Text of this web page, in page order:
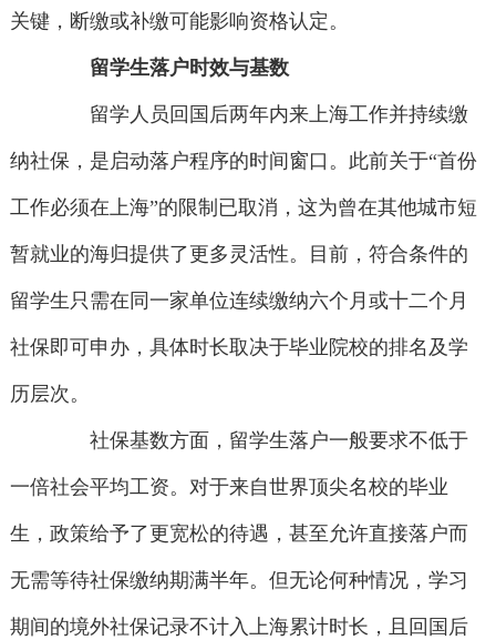
关键，断缴或补缴可能影响资格认定。
留学生落户时效与基数
留学人员回国后两年内来上海工作并持续缴
纳社保，是启动落户程序的时间窗口。此前关于“首份
工作必须在上海”的限制已取消，这为曾在其他城市短
暂就业的海归提供了更多灵活性。目前，符合条件的
留学生只需在同一家单位连续缴纳六个月或十二个月
社保即可申办，具体时长取决于毕业院校的排名及学
历层次。
社保基数方面，留学生落户一般要求不低于
一倍社会平均工资。对于来自世界顶尖名校的毕业
生，政策给予了更宽松的待遇，甚至允许直接落户而
无需等待社保缴纳期满半年。但无论何种情况，学习
期间的境外社保记录不计入上海累计时长，且回国后